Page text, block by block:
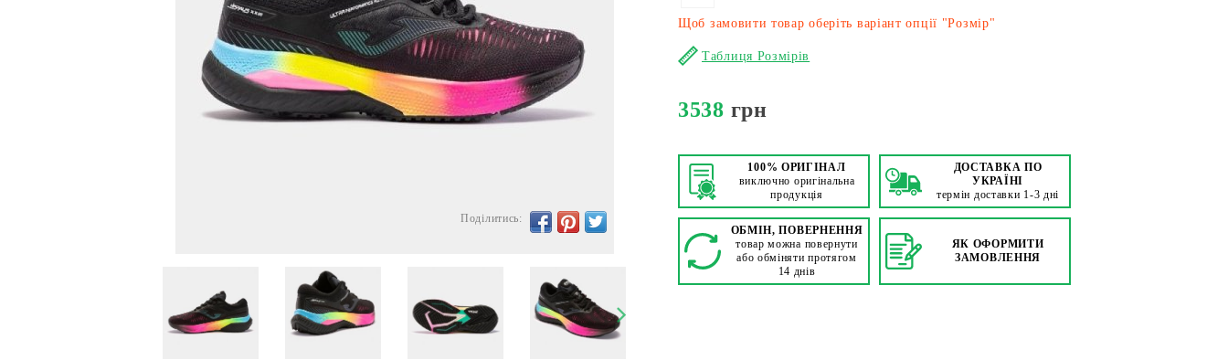
Поділитись:
Щоб замовити товар оберіть варіант опції "Розмір"
Таблиця Розмірів
3538 грн
100% ОРИГІНАЛ
виключно оригінальна
продукція
ДОСТАВКА ПО
УКРАЇНІ
термін доставки 1-3 дні
ОБМІН, ПОВЕРНЕННЯ
товар можна повернути
або обміняти протягом
14 днів
ЯК ОФОРМИТИ
ЗАМОВЛЕННЯ